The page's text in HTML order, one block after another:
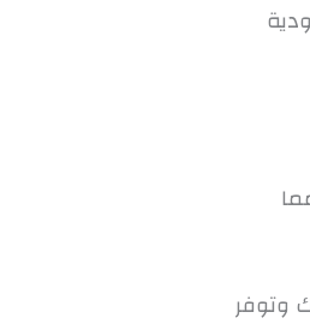
وتوفر